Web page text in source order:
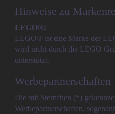
Hinweise zu
LEGO®:
LEGO® ist eine Marke der
wird nicht durch die LEGO
unterstützt.
Werbepartnerschaften
Die mit Sternchen (*)
Werbepartnerschaften,